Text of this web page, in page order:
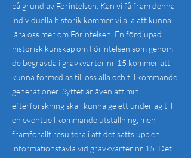
på grund av Förintelsen. Kan vi få fram denna
individuella historik kommer vi alla att kunna
lära oss mer om Förintelsen. En fördjupad
historisk kunskap om Förintelsen som genom
de begravda i gravkvarter nr 15 kommer att
kunna förmedlas till oss alla och till kommande
generationer. Syftet är även att min
efterforskning skall kunna ge ett underlag till
en eventuell kommande utställning, men
framförallt resultera i att det sätts upp en
informationstavla vid gravkvarter nr 15. Det